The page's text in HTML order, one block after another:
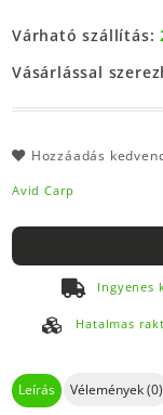
Várható szállítás:
Vásárlással
Hozzáadás
Avid Carp
Ingyenes
Hatalmas
Leírás Vélemények (0)